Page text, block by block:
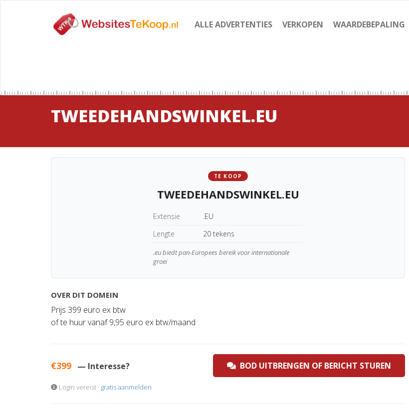
ALLE ADVERTENTIES VERKOPEN WAARDEBEPALING
TWEEDEHANDSWINKEL.EU
TE KOOP
TWEEDEHANDSWINKEL.EU
Extensie
.EU
Lengte
20 tekens
.eu biedt pan-Europees bereik voor internationale
groei
OVER DIT DOMEIN
Prijs 399 euro ex btw
of te huur vanaf 9,95 euro ex btw/maand
€399 — Interesse? BOD UITBRENGEN OF BERICHT STUREN
Login vereist · gratis aanmelden